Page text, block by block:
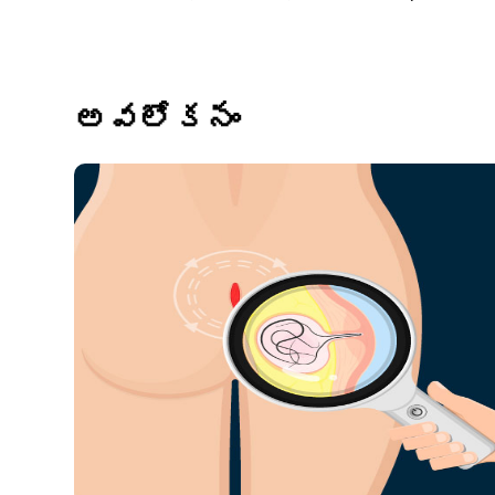
అవలోకనం